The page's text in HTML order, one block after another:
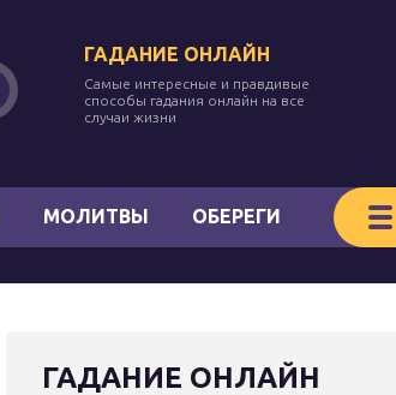
ГАДАНИЕ ОНЛАЙН
Самые интересные и правдивые
способы гадания онлайн на все
случаи жизни
МОЛИТВЫ ОБЕРЕГИ
ГАДАНИЕ ОНЛАЙН